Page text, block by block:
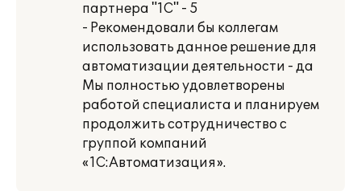
партнера "1С" - 5
- Рекомендовали бы коллегам
использовать данное решение для
автоматизации деятельности - да
Мы полностью удовлетворены
работой специалиста и планируем
продолжить сотрудничество с
группой компаний
«1С:Автоматизация».